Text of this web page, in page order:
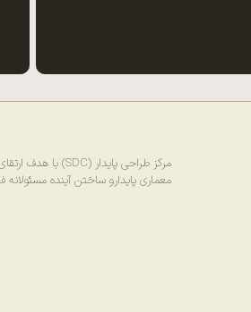
مرکز طراحی پایدار (SDC) با هدف ارتقای طراحی
معماری پایدارو ساختن آینده مسئولانه